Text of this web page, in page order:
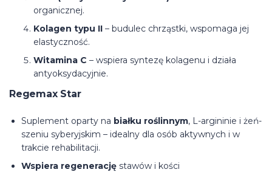
organicznej.
Kolagen typu II – budulec chrząstki, wspomaga jej
elastyczność.
Witamina C – wspiera syntezę kolagenu i działa
antyoksydacyjnie.
Regemax Star
Suplement oparty na białku roślinnym, L-argininie i żeń-
szeniu syberyjskim – idealny dla osób aktywnych i w
trakcie rehabilitacji.
Wspiera regenerację stawów i kości